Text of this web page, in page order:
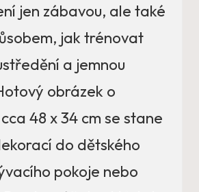
jen zábavou, ale také
jak trénovat
a jemnou
obrázek o
48 x 34 cm se stane
do dětského
pokoje nebo